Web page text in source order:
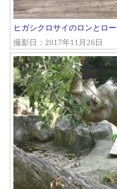
ヒガシクロサイのロンとロ
撮影日：2017年11月26日